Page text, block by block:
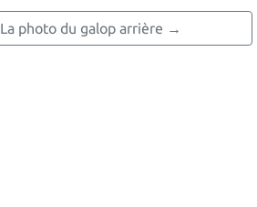
La photo du galop arrière →